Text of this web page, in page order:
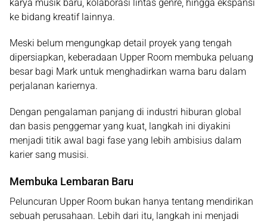
karya musik baru, kolaborasi lintas genre, hingga ekspansi
ke bidang kreatif lainnya.
Meski belum mengungkap detail proyek yang tengah
dipersiapkan, keberadaan Upper Room membuka peluang
besar bagi Mark untuk menghadirkan warna baru dalam
perjalanan kariernya.
Dengan pengalaman panjang di industri hiburan global
dan basis penggemar yang kuat, langkah ini diyakini
menjadi titik awal bagi fase yang lebih ambisius dalam
karier sang musisi.
Membuka Lembaran Baru
Peluncuran Upper Room bukan hanya tentang mendirikan
sebuah perusahaan. Lebih dari itu, langkah ini menjadi